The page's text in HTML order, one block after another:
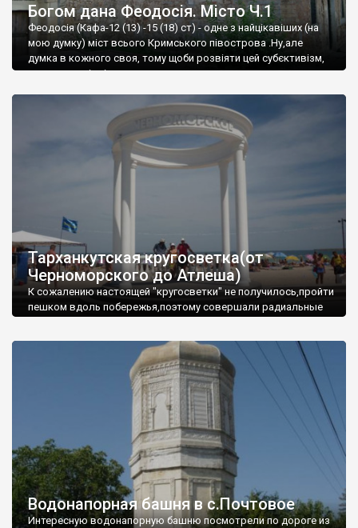
Богом дана Феодосія. Місто Ч.1
Феодосія (Кафа-12 (13) -15 (18) ст) - одне з найцікавіших (на
мою думку) міст всього Кримського півострова .Ну,але
думка в кожного своя, тому щоби розвіяти цей субєктивізм,
запрошую відвідати це
Тарханкутская кругосветка(от
Черноморского до Атлеша)
К сожалению настоящей "кругосветки" не получилось,пройти
пешком вдоль побережья,поэтому совершали радиальные
Водонапорная башня в с.Почтовое
Интересную водонапорную башню посмотрели по дороге из